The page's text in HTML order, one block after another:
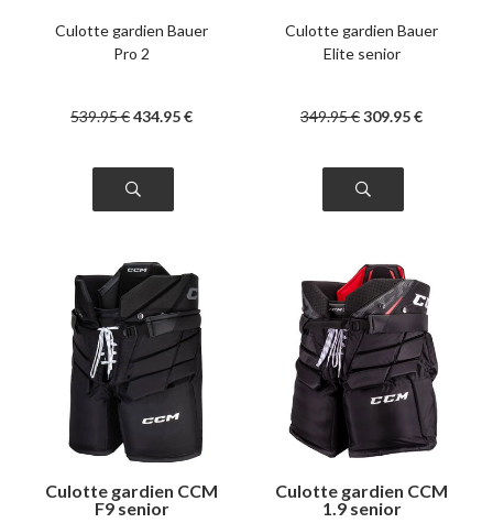
Culotte gardien Bauer
Pro 2
539.95€434.95€
Culotte gardien Bauer
Elite senior
349.95€309.95€
Culotte gardien CCM
F9 senior
Culotte gardien CCM
1.9 senior